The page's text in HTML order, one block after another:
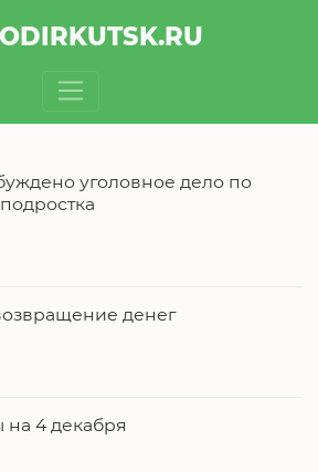
IRKUTSK.RU
уголовное дело по
денег
на 4 декабря